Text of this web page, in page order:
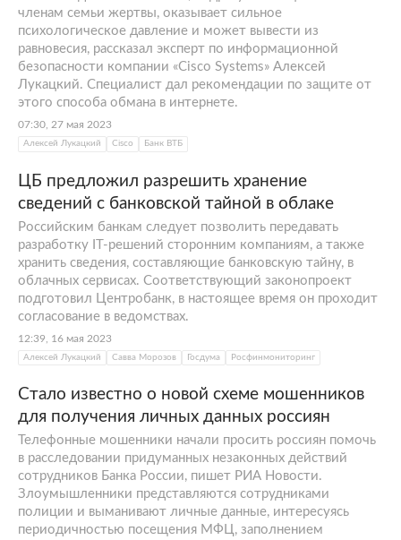
членам семьи жертвы, оказывает сильное
психологическое давление и может вывести из
равновесия, рассказал эксперт по информационной
безопасности компании «Cisco Systems» Алексей
Лукацкий. Специалист дал рекомендации по защите от
этого способа обмана в интернете.
07:30, 27 мая 2023
Алексей Лукацкий Cisco Банк ВТБ
ЦБ предложил разрешить хранение
сведений с банковской тайной в облаке
Российским банкам следует позволить передавать
разработку IT-решений сторонним компаниям, а также
хранить сведения, составляющие банковскую тайну, в
облачных сервисах. Соответствующий законопроект
подготовил Центробанк, в настоящее время он проходит
согласование в ведомствах.
12:39, 16 мая 2023
Алексей Лукацкий Савва Морозов Госдума Росфинмониторинг
Стало известно о новой схеме мошенников
для получения личных данных россиян
Телефонные мошенники начали просить россиян помочь
в расследовании придуманных незаконных действий
сотрудников Банка России, пишет РИА Новости.
Злоумышленники представляются сотрудниками
полиции и выманивают личные данные, интересуясь
периодичностью посещения МФЦ, заполнением